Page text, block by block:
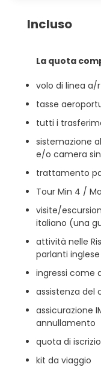
Incluso
La quota
volo di linea a/r
tasse
tutti i
sistemazione
e/o camera
trattamento
Tour Min 4 /
visite/
italiano (una
attività nelle
parlanti
ingressi come
assistenza del
assicurazione
annullamento
quota di
kit da viaggio